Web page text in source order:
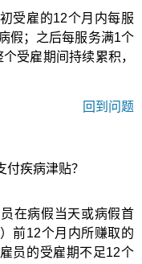
受雇的12个月内每服
假；之后每服务满1个
受雇期间持续累积，
回到问题
疾病津贴？
在病假当天或病假首
前12个月内所赚取的
员的受雇期不足12个